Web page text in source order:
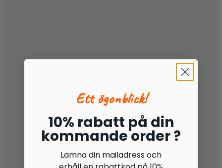
Ett ögonblick!
10% rabatt på din
kommande order ?
Lämna din mailadress och